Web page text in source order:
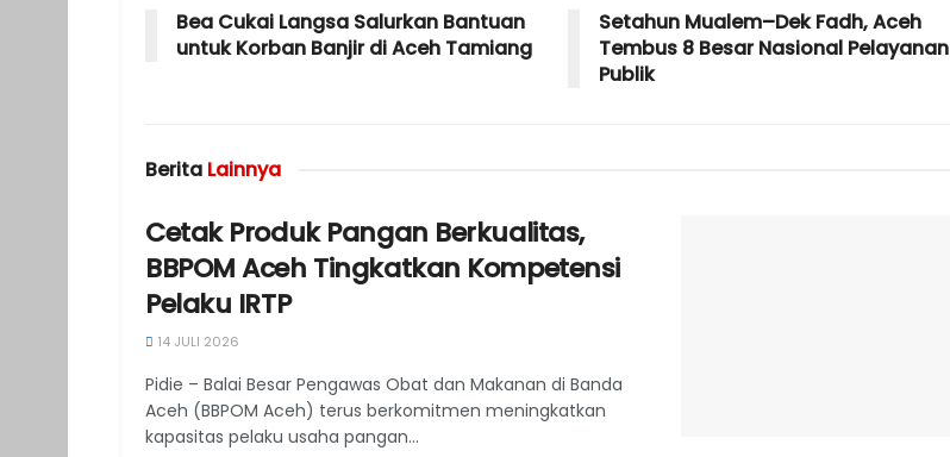
Bea Cukai Langsa Salurkan Bantuan
untuk Korban Banjir di Aceh Tamiang
Setahun Mualem–Dek Fadh, Aceh
Tembus 8 Besar Nasional Pelayanan
Publik
Berita Lainnya
Cetak Produk Pangan Berkualitas,
BBPOM Aceh Tingkatkan Kompetensi
Pelaku IRTP
14 JULI 2026
Pidie – Balai Besar Pengawas Obat dan Makanan di Banda
Aceh (BBPOM Aceh) terus berkomitmen meningkatkan
kapasitas pelaku usaha pangan...